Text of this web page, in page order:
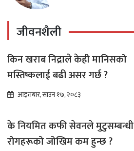
जीवनशैली
किन खराब निद्राले केही मानिसको
मस्तिष्कलाई बढी असर गर्छ ?
आइतबार, साउन १७, २०८३
के नियमित कफी सेवनले मुटुसम्बन्धी
रोगहरूको जोखिम कम हुन्छ ?